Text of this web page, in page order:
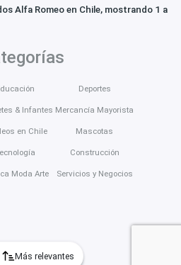
Más relevantes
Alfa Romeo en Chile, mostrando 1 a
& Infantes
en Chile
Moda Arte
Deportes
Mercancía Mayorista
Mascotas
Construcción
Servicios y Negocios